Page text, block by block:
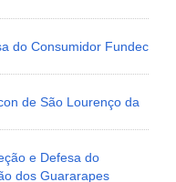
do Consumidor Fundec
de São Lourenço da
e Defesa do
dos Guararapes